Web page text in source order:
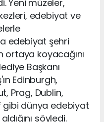
Yeni müzeler,
edebiyat ve
edebiyat şehri
ortaya koyacağını
Başkanı
Edinburgh,
Prag, Dublin,
gibi dünya edebiyat
söyledi.